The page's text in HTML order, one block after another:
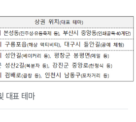
대표 테마